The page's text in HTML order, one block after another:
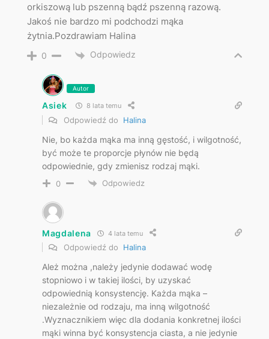
orkiszową lub pszenną bądź pszenną razową.
Jakoś nie bardzo mi podchodzi mąka
żytnia.Pozdrawiam Halina
0 Odpowiedz
Autor
Asiek 8 lata temu
Odpowiedź do Halina
Nie, bo każda mąka ma inną gęstość, i wilgotność,
być może te proporcje płynów nie będą
odpowiednie, gdy zmienisz rodzaj mąki.
0 Odpowiedz
Magdalena 4 lata temu
Odpowiedź do Halina
Ależ można ,należy jedynie dodawać wodę
stopniowo i w takiej ilości, by uzyskać
odpowiednią konsystencję. Każda mąka –
niezależnie od rodzaju, ma inną wilgotność
.Wyznacznikiem więc dla dodania konkretnej ilości
mąki winna być konsystencja ciasta, a nie jedynie